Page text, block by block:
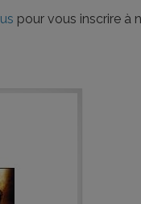
pour vous inscrire à